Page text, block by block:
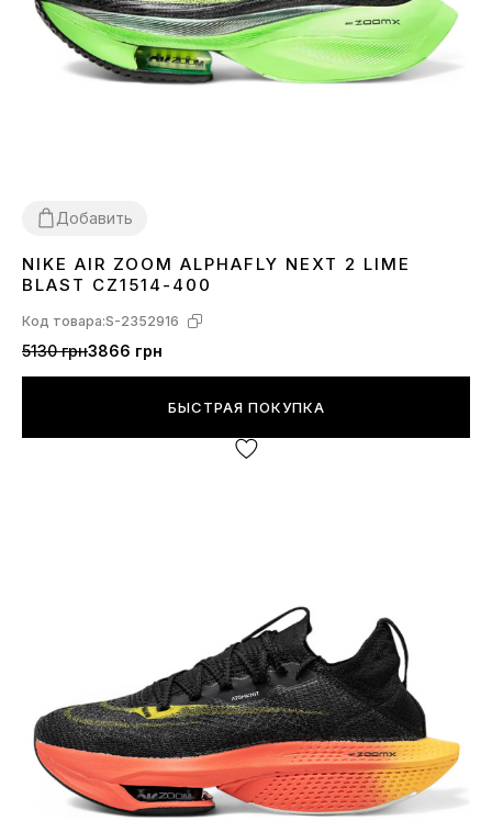
Добавить
4245
NIKE AIR ZOOM ALPHAFLY NEXT 2 LIME
BLAST CZ1514-400
Код товара:S-2352916
5130 грн3866 грн
БЫСТРАЯ ПОКУПКА